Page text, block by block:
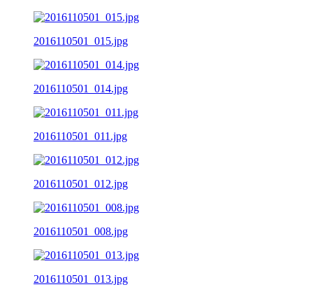
2016110501_015.jpg
2016110501_014.jpg
2016110501_011.jpg
2016110501_012.jpg
2016110501_008.jpg
2016110501_013.jpg